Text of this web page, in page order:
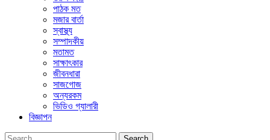
পাঠক মত
মজার বার্তা
স্বাস্থ্য
সম্পাদকীয়
মতামত
সাক্ষাৎকার
জীবনধারা
সাজগোজ
অন্যরকম
ভিডিও গ্যালারী
বিজ্ঞাপন